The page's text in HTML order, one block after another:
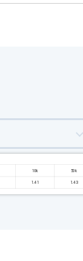
10k 50k
1.41 1.43